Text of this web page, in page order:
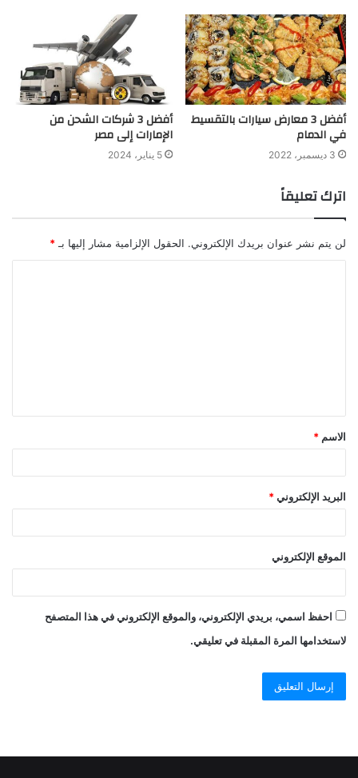
أفضل 3 معارض سيارات بالتقسيط
في الدمام
3 ديسمبر، 2022
أفضل 3 شركات الشحن من
الإمارات إلى مصر
5 يناير، 2024
اترك تعليقاً
لن يتم نشر عنوان بريدك الإلكتروني. الحقول الإلزامية مشار إليها بـ *
الاسم *
البريد الإلكتروني *
الموقع الإلكتروني
احفظ اسمي، بريدي الإلكتروني، والموقع الإلكتروني في هذا المتصفح
لاستخدامها المرة المقبلة في تعليقي.